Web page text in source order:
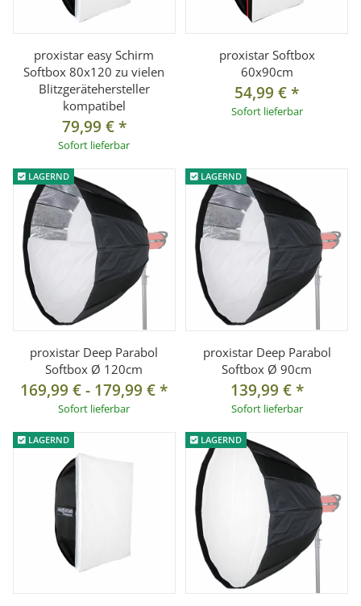
proxistar easy Schirm
Softbox 80x120 zu vielen
Blitzgerätehersteller
kompatibel
79,99 €*
Sofort lieferbar
proxistar Softbox
60x90cm
54,99 €*
Sofort lieferbar
LAGERND
proxistar Deep Parabol
Softbox Ø 120cm
169,99 €- 179,99 €*
Sofort lieferbar
LAGERND
proxistar Deep Parabol
Softbox Ø 90cm
139,99 €*
Sofort lieferbar
LAGERND LAGERND